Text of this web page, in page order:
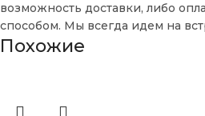
возможность доставки, либо
способом. Мы всегда идем на
Похожие